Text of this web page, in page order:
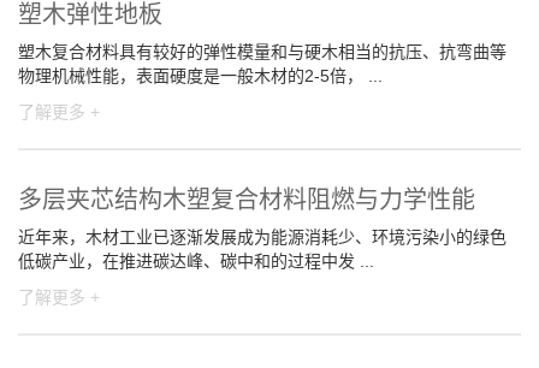
塑木弹性地板
塑木复合材料具有较好的弹性模量和与硬木相当的抗压、抗弯曲等
物理机械性能，表面硬度是一般木材的2-5倍， ...
了解更多 +
多层夹芯结构木塑复合材料阻燃与力学性能
近年来，木材工业已逐渐发展成为能源消耗少、环境污染小的绿色
低碳产业，在推进碳达峰、碳中和的过程中发 ...
了解更多 +